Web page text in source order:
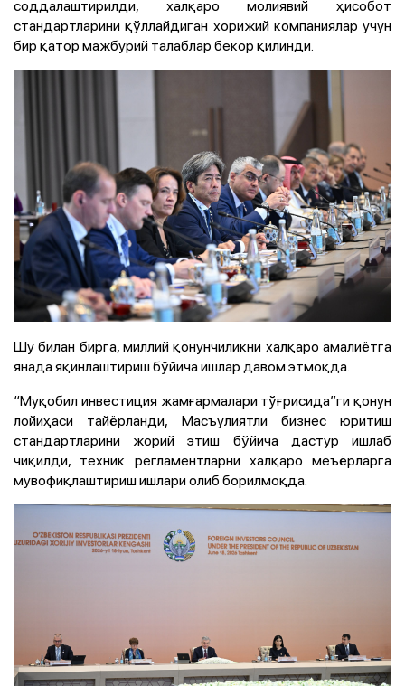
соддалаштирилди, халқаро молиявий ҳисобот
стандартларини қўллайдиган хорижий компаниялар учун
бир қатор мажбурий талаблар бекор қилинди.
Шу билан бирга, миллий қонунчиликни халқаро амалиётга
янада яқинлаштириш бўйича ишлар давом этмоқда.
“Муқобил инвестиция жамғармалари тўғрисида”ги қонун
лойиҳаси тайёрланди, Масъулиятли бизнес юритиш
стандартларини жорий этиш бўйича дастур ишлаб
чиқилди, техник регламентларни халқаро меъёрларга
мувофиқлаштириш ишлари олиб борилмоқда.